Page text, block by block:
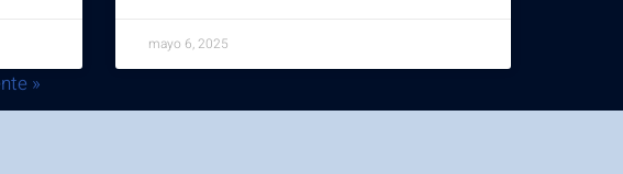
mayo 6, 2025
»